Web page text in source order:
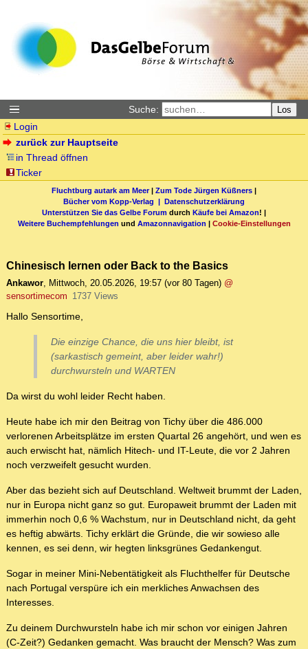
Suche: Los
Login
zurück zur Hauptseite
in Thread öffnen
Ticker
Fluchtburg autark am Meer| Zum Tode Jürgen Küßners |
Bücher vom Kopp-Verlag | Datenschutzerklärung
Unterstützen Sie das Gelbe Forum durch Käufe bei Amazon! |
Weitere Buchempfehlungen und Amazonnavigation | Cookie-Einstellungen
Chinesisch lernen oder Back to the Basics
Ankawor, Mittwoch, 20.05.2026, 19:57 (vor 80 Tagen) @
sensortimecom 1737 Views
Hallo Sensortime,
Die einzige Chance, die uns hier bleibt, ist
(sarkastisch gemeint, aber leider wahr!)
durchwursteln und WARTEN
Da wirst du wohl leider Recht haben.
Heute habe ich mir den Beitrag von Tichy über die 486.000
verlorenen Arbeitsplätze im ersten Quartal 26 angehört, und wen es
auch erwischt hat, nämlich Hitech- und IT-Leute, die vor 2 Jahren
noch verzweifelt gesucht wurden.
Aber das bezieht sich auf Deutschland. Weltweit brummt der Laden,
nur in Europa nicht ganz so gut. Europaweit brummt der Laden mit
immerhin noch 0,6 % Wachstum, nur in Deutschland nicht, da geht
es heftig abwärts. Tichy erklärt die Gründe, die wir sowieso alle
kennen, es sei denn, wir hegten linksgrünes Gedankengut.
Sogar in meiner Mini-Nebentätigkeit als Fluchthelfer für Deutsche
nach Portugal verspüre ich ein merkliches Anwachsen des
Interesses.
Zu deinem Durchwursteln habe ich mir schon vor einigen Jahren
(C-Zeit?) Gedanken gemacht. Was braucht der Mensch? Was zum